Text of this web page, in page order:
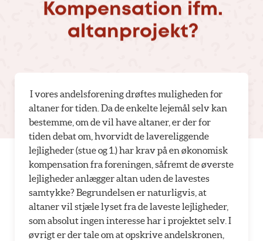
Kompensation ifm.
altanprojekt?
I vores andelsforening drøftes muligheden for
altaner for tiden. Da de enkelte lejemål selv kan
bestemme, om de vil have altaner, er der for
tiden debat om, hvorvidt de lavereliggende
lejligheder (stue og 1.) har krav på en økonomisk
kompensation fra foreningen, såfremt de øverste
lejligheder anlægger altan uden de lavestes
samtykke? Begrundelsen er naturligvis, at
altaner vil stjæle lyset fra de laveste lejligheder,
som absolut ingen interesse har i projektet selv. I
øvrigt er der tale om at opskrive andelskronen,